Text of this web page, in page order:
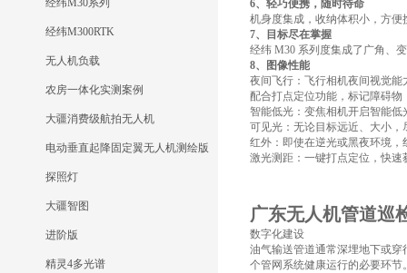
经纬M30系列
经纬M300RTK
无人机负载
农房一体化实测案例
大疆消费级航拍无人机
电动垂直起降固定翼无人机测绘版
探照灯
大疆智图
进阶版
精灵4多光谱
6、轻巧便携，随时待命
机身度集成，收纳体积小，方
7、目标尽在掌握
经纬 M30 系列度集成了广角、
8、
图像性能
夜间飞行：飞行相机夜间视觉
配合打点定位功能，标记障碍
智能低光：变焦相机开启智能
可见光：无论目标远近、大小，
红外：即使在逆光或黑夜环境，
激光测距：一键打点定位，快速
广东无人机管道巡
数字化建设
油气输送管道通常深埋地下或
个管网系统健康运行的必要环节